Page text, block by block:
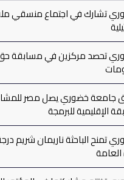
تشارك في اجتماع منسقي
تحصد مركزين في مسابقة
جامعة خضوري يصل مصر
الإقليمية للبرمجة
تمنح الباحثة ناريمان شريم
العامة